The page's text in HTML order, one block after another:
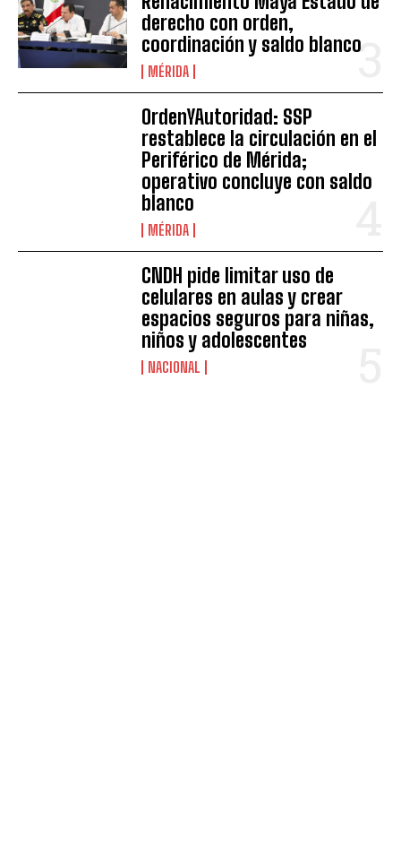
derecho con orden,
coordinación y saldo blanco
MÉRIDA
OrdenYAutoridad: SSP
restablece la circulación en el
Periférico de Mérida;
operativo concluye con saldo
blanco
MÉRIDA
CNDH pide limitar uso de
celulares en aulas y crear
espacios seguros para niñas,
niños y adolescentes
NACIONAL